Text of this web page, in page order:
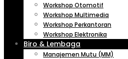
Workshop Otomotif
Workshop Multimedia
Workshop Perkantoran
Workshop Elektronika
Biro & Lembaga
Manajemen Mutu (MM)